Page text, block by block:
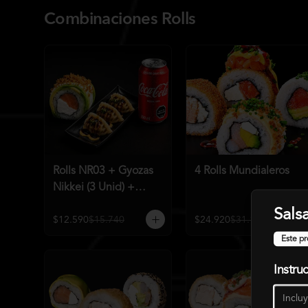
Combinaciones Rolls
Rolls NR03 + Gyozas
Nikkei (3 Unid) +
$12.590$15.740
4 Rolls Mundialeros
$24.920$31.190
Este